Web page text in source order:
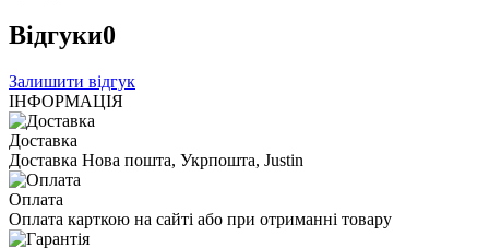
Відгуки0
Залишити відгук
ІНФОРМАЦІЯ
Доставка
Доставка Нова пошта, Укрпошта, Justin
Оплата
Оплата карткою на сайті або при отриманні товару